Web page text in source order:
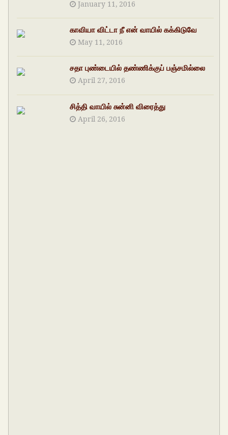
January 11, 2016
காவியா விட்டா நீ என் வாயில் கக்கிடுவே
May 11, 2016
சதா புண்டையில் தண்ணிக்குப் பஞ்சமில்லை
April 27, 2016
சித்தி வாயில் சுன்னி விரைத்து
April 26, 2016